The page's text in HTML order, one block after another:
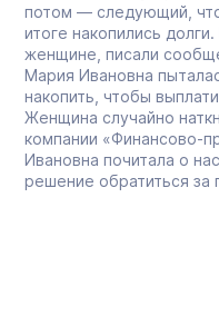
потом — следующий,
итоге накопились
женщине, писали
Мария Ивановна
накопить, чтобы
Женщина случайно
компании «Финансово-
Ивановна почитала о
решение обратиться